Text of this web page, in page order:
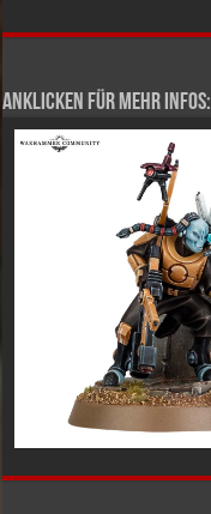
Anklicken für mehr Infos: